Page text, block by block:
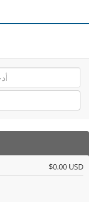
$0.00 USD